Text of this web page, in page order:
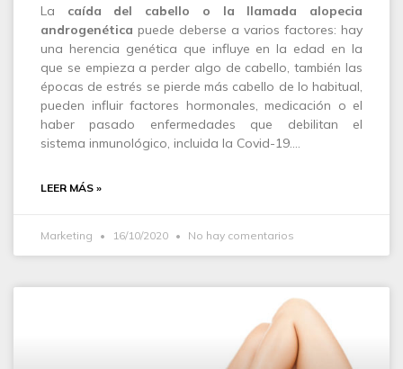
La caída del cabello o la llamada alopecia
androgenética puede deberse a varios factores: hay
una herencia genética que influye en la edad en la
que se empieza a perder algo de cabello, también las
épocas de estrés se pierde más cabello de lo habitual,
pueden influir factores hormonales, medicación o el
haber pasado enfermedades que debilitan el
sistema inmunológico, incluida la Covid-19.…
LEER MÁS »
Marketing 16/10/2020 No hay comentarios